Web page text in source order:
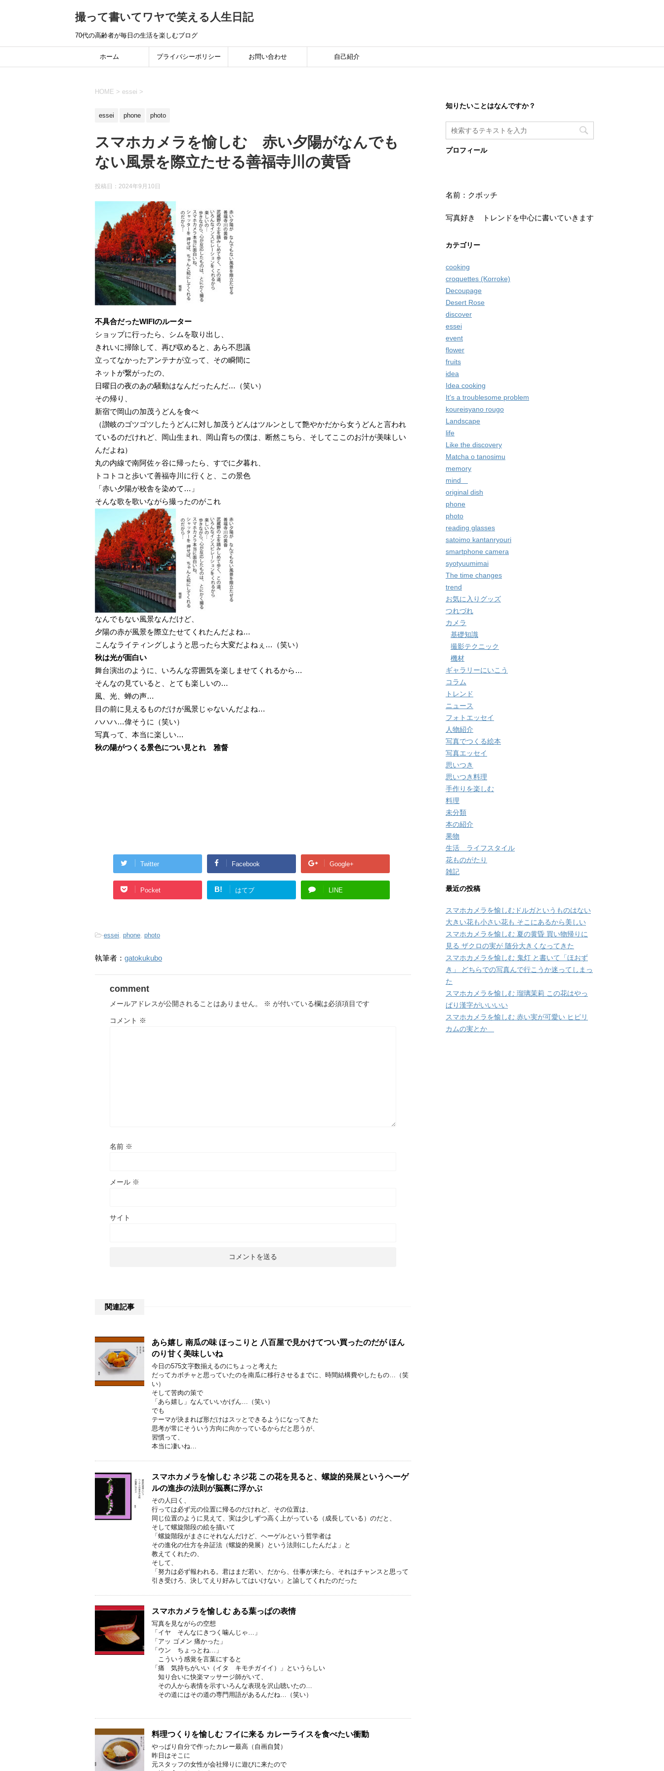
撮って書いてワヤで笑える人生日記
70代の高齢者が毎日の生活を楽しむブログ
ホーム プライバシーポリシー お問い合わせ 自己紹介
HOME > essei >
essei phone photo
スマホカメラを愉しむ 赤い夕陽がなんでも
ない風景を際立たせる善福寺川の黄昏
投稿日： 2024年9月10日
不具合だったWIFIのルーター
ショップに行ったら、シムを取り出し、
きれいに掃除して、再び収めると、あら不思議
立ってなかったアンテナが立って、その瞬間に
ネットが繋がったの、
日曜日の夜のあの騒動はなんだったんだ…（笑い）
その帰り、
新宿で岡山の加茂うどんを食べ
（讃岐のゴツゴツしたうどんに対し加茂うどんはツルンとして艶やかだから女うどんと言われ
ているのだけれど、岡山生まれ、岡山育ちの僕は、断然こちら、そしてここのお汁が美味しい
んだよね）
丸の内線で南阿佐ヶ谷に帰ったら、すでに夕暮れ、
トコトコと歩いて善福寺川に行くと、この景色
「赤い夕陽が校舎を染めて…」
そんな歌を歌いながら撮ったのがこれ
なんでもない風景なんだけど、
夕陽の赤が風景を際立たせてくれたんだよね…
こんなライティングしようと思ったら大変だよねぇ…（笑い）
秋は光が面白い
舞台演出のように、いろんな雰囲気を楽しませてくれるから…
そんなの見ていると、とても楽しいの…
風、光、蝉の声…
目の前に見えるものだけが風景じゃないんだよね…
ハハハ…偉そうに（笑い）
写真って、本当に楽しい…
秋の陽がつくる景色につい見とれ 雅督
Twitter Facebook Google+
Pocket B! はてブ LINE
-essei, phone, photo
執筆者： gatokukubo
comment
メールアドレスが公開されることはありません。 ※ が付いている欄は必須項目です
コメント ※
名前 ※
メール ※
サイト
関連記事
あら嬉し 南瓜の味 ほっこりと 八百屋で見かけてつい買ったのだが ほん
のり甘く美味しいね
今日の575文字数揃えるのにちょっと考えた
だってカボチャと思っていたのを南瓜に移行させるまでに、時間結構費やしたもの…（笑
い）
そして苦肉の策で
「あら嬉し」なんていいかげん…（笑い）
でも
テーマが決まれば形だけはスッとできるようになってきた
思考が常にそういう方向に向かっているからだと思うが、
習慣って、
本当に凄いね…
スマホカメラを愉しむ ネジ花 この花を見ると、螺旋的発展というヘーゲ
ルの進歩の法則が脳裏に浮かぶ
その人曰く、
行っては必ず元の位置に帰るのだけれど、その位置は、
同じ位置のように見えて、実は少しずつ高く上がっている（成長している）のだと、
そして螺旋階段の絵を描いて
「螺旋階段がまさにそれなんだけど、ヘーゲルという哲学者は
その進化の仕方を弁証法（螺旋的発展）という法則にしたんだよ」と
教えてくれたの、
そして、
「努力は必ず報われる。君はまだ若い、だから、仕事が来たら、それはチャンスと思って
引き受けろ、決してえり好みしてはいけない」と諭してくれたのだった
スマホカメラを愉しむ ある葉っぱの表情
写真を見ながらの空想
「イヤ そんなにきつく噛んじゃ…」
「アッ ゴメン 痛かった」
「ウン ちょっとね…」
こういう感覚を言葉にすると
「痛 気持ちがいい（イタ キモチガイイ）」というらしい
知り合いに快楽マッサージ師がいて、
その人から表情を示すいろんな表現を沢山聴いたの…
その道にはその道の専門用語があるんだね…（笑い）
料理つくりを愉しむ フイに来る カレーライスを食べたい衝動
やっぱり自分で作ったカレー最高（自画自賛）
昨日はそこに
元スタッフの女性が会社帰りに遊びに来たので
知りたいことはなんですか？
プロフィール
名前：クボッチ
写真好き トレンドを中心に書いていきます
カテゴリー
cooking
croquettes (Korroke)
Decoupage
Desert Rose
discover
essei
event
flower
fruits
idea
Idea cooking
It's a troublesome problem
koureisyano rougo
Landscape
life
Like the discovery
Matcha o tanosimu
memory
mind
original dish
phone
photo
reading glasses
satoimo kantanryouri
smartphone camera
syotyuumimai
The time changes
trend
お気に入りグッズ
つれづれ
カメラ
基礎知識
撮影テクニック
機材
ギャラリーにいこう
コラム
トレンド
ニュース
フォトエッセイ
人物紹介
写真でつくる絵本
写真エッセイ
思いつき
思いつき料理
手作りを楽しむ
料理
未分類
本の紹介
果物
生活 ライフスタイル
花ものがたり
雑記
最近の投稿
スマホカメラを愉しむドルガというものはない
大きい花も小さい花も そこにあるから美しい
スマホカメラを愉しむ 夏の黄昏 買い物帰りに
見る ザクロの実が 随分大きくなってきた
スマホカメラを愉しむ 鬼灯 と書いて「ほおず
き」 どちらでの写真んで行こうか迷ってしまっ
た
スマホカメラを愉しむ 瑠璃茉莉 この花はやっ
ぱり漢字がいいいい
スマホカメラを愉しむ 赤い実が可愛い ヒピリ
カムの実とか